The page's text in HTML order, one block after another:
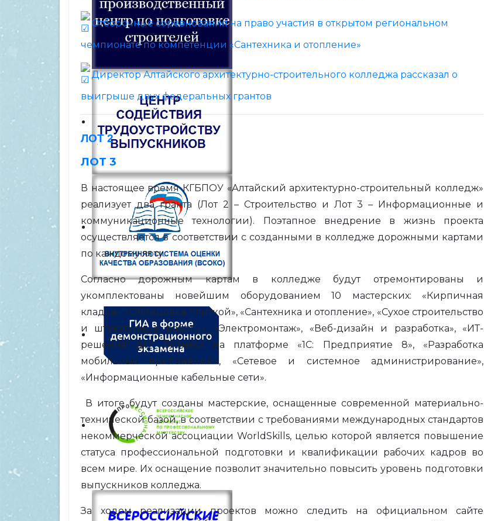
Отборочные соревнования на право участия в открытом региональном
чемпионате по компетенции «Сантехника и отопление»
Директор Алтайского архитектурно-строительного колледжа рассказал о
выигрыше двух федеральных грантов
ЛОТ 2
ЛОТ 3
В настоящее время КГБПОУ «Алтайский архитектурно-строительный колледж»
реализует два гранта (Лот 2 – Строительство и Лот 3 – Информационные и
коммуникационные технологии). Поэтапное внедрение в жизнь проекта
осуществляется в соответствии с созданными в колледже дорожными картами
по каждому лоту.
Согласно дорожным картам в колледже будут отремонтированы и
укомплектованы новейшим оборудованием 10 мастерских: «Кирпичная
кладка», «Облицовка плиткой», «Сантехника и отопление», «Сухое строительство
и штукатурные работы», «Электромонтаж», «Веб-дизайн и разработка», «ИТ-
решения для бизнеса на платформе «1С: Предприятие 8», «Разработка
мобильных приложений», «Сетевое и системное администрирование»,
«Информационные кабельные сети».
В итоге будут созданы мастерские, оснащенные современной материально-
технической базой, в соответствии с требованиями международных стандартов
некоммерческой ассоциации WorldSkills, целью которой является повышение
статуса профессиональной подготовки и квалификации рабочих кадров во
всем мире. Их оснащение позволит значительно повысить уровень подготовки
выпускников колледжа.
За ходом реализации проектов можно следить на официальном сайте